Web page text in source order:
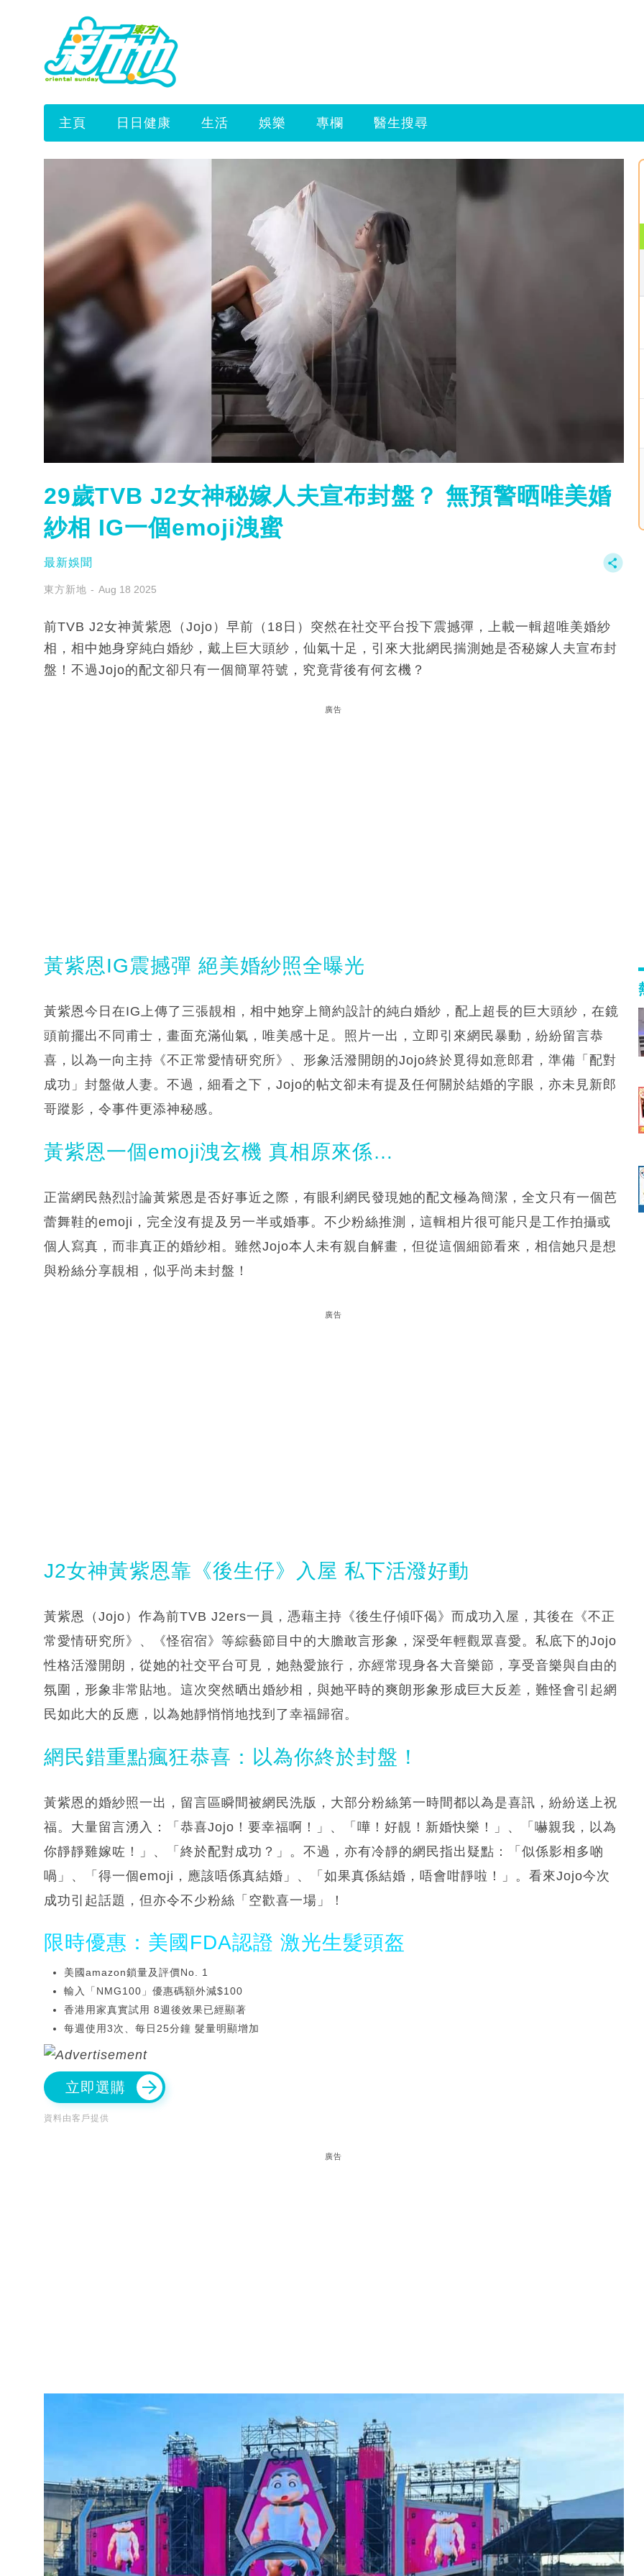
主頁 日日健康 生活 娛樂 專欄 醫生搜尋
29歲TVB J2女神秘嫁人夫宣布封盤？ 無預警晒唯美婚
紗相 IG一個emoji洩蜜
最新娛聞
東方新地 Aug 18 2025
前TVB J2女神黃紫恩（Jojo）早前（18日）突然在社交平台投下震撼彈，上載一輯超唯美婚紗
相，相中她身穿純白婚紗，戴上巨大頭紗，仙氣十足，引來大批網民揣測她是否秘嫁人夫宣布封
盤！不過Jojo的配文卻只有一個簡單符號，究竟背後有何玄機？
廣告
黃紫恩IG震撼彈 絕美婚紗照全曝光
黃紫恩今日在IG上傳了三張靚相，相中她穿上簡約設計的純白婚紗，配上超長的巨大頭紗，在鏡
頭前擺出不同甫士，畫面充滿仙氣，唯美感十足。照片一出，立即引來網民暴動，紛紛留言恭
喜，以為一向主持《不正常愛情研究所》、形象活潑開朗的Jojo終於覓得如意郎君，準備「配對
成功」封盤做人妻。不過，細看之下，Jojo的帖文卻未有提及任何關於結婚的字眼，亦未見新郎
哥蹤影，令事件更添神秘感。
黃紫恩一個emoji洩玄機 真相原來係…
正當網民熱烈討論黃紫恩是否好事近之際，有眼利網民發現她的配文極為簡潔，全文只有一個芭
蕾舞鞋的emoji，完全沒有提及另一半或婚事。不少粉絲推測，這輯相片很可能只是工作拍攝或
個人寫真，而非真正的婚紗相。雖然Jojo本人未有親自解畫，但從這個細節看來，相信她只是想
與粉絲分享靚相，似乎尚未封盤！
廣告
J2女神黃紫恩靠《後生仔》入屋 私下活潑好動
黃紫恩（Jojo）作為前TVB J2ers一員，憑藉主持《後生仔傾吓偈》而成功入屋，其後在《不正
常愛情研究所》、《怪宿宿》等綜藝節目中的大膽敢言形象，深受年輕觀眾喜愛。私底下的Jojo
性格活潑開朗，從她的社交平台可見，她熱愛旅行，亦經常現身各大音樂節，享受音樂與自由的
氛圍，形象非常貼地。這次突然晒出婚紗相，與她平時的爽朗形象形成巨大反差，難怪會引起網
民如此大的反應，以為她靜悄悄地找到了幸福歸宿。
網民錯重點瘋狂恭喜：以為你終於封盤！
黃紫恩的婚紗照一出，留言區瞬間被網民洗版，大部分粉絲第一時間都以為是喜訊，紛紛送上祝
福。大量留言湧入：「恭喜Jojo！要幸福啊！」、「嘩！好靚！新婚快樂！」、「嚇親我，以為
你靜靜雞嫁咗！」、「終於配對成功？」。不過，亦有冷靜的網民指出疑點：「似係影相多啲
喎」、「得一個emoji，應該唔係真結婚」、「如果真係結婚，唔會咁靜啦！」。看來Jojo今次
成功引起話題，但亦令不少粉絲「空歡喜一場」！
限時優惠：美國FDA認證 激光生髮頭盔
美國amazon鎖量及評價No. 1
輸入「NMG100」優惠碼額外減$100
香港用家真實試用 8週後效果已經顯著
每週使用3次、每日25分鐘 髮量明顯增加
立即選購
資料由客戶提供
廣告